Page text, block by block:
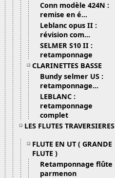
Conn modèle 424N :
remise en é...
Leblanc opus II :
révision com...
SELMER S10 II :
retamponnage
CLARINETTES BASSE
Bundy selmer US :
retamponnage...
LEBLANC :
retamponnage
complet
LES FLUTES TRAVERSIERES
FLUTE EN UT ( GRANDE
FLUTE )
Retamponnage flûte
parmenon